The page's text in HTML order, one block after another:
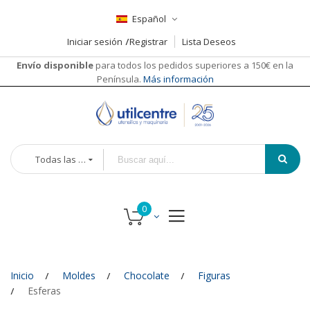
Español
Iniciar sesión
Registrar
Lista Deseos
Envío disponible para todos los pedidos superiores a 150€ en la
Península. Más información
Todas las categorías
Inicio Moldes Chocolate
Figuras
Esferas